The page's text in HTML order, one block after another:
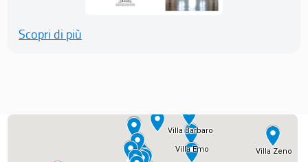
Scopri di più